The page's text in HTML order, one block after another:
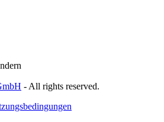
- All rights reserved.